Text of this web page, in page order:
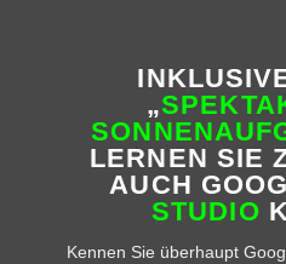
„
LERNEN SIE
AUCH
STUDIO
Kennen Sie überhaupt